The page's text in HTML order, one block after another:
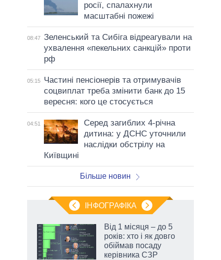
росії, спалахнули
масштабні пожежі
08:47 Зеленський та Сибіга відреагували на
ухвалення «пекельних санкцій» проти
рф
05:15
Частині пенсіонерів та отримувачів
соцвиплат треба змінити банк до 15
вересня: кого це стосується
04:51
Серед загиблих 4-річна
дитина: у ДСНС уточнили
наслідки обстрілу на
Київщині
Більше новин
ІНФОГРАФІКА
Від 1 місяця – до 5
років: хто і як довго
обіймав посаду
керівника СЗР